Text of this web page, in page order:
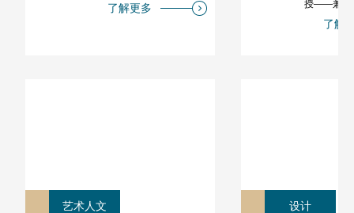
了解更多
授——兼谈
理与考证
了解
艺术人文 设计